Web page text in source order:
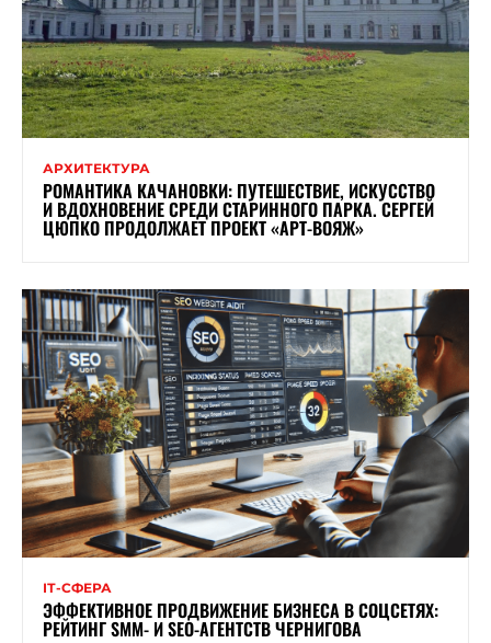
АРХИТЕКТУРА
РОМАНТИКА КАЧАНОВКИ: ПУТЕШЕСТВИЕ, ИСКУССТВО
И ВДОХНОВЕНИЕ СРЕДИ СТАРИННОГО ПАРКА. СЕРГЕЙ
ЦЮПКО ПРОДОЛЖАЕТ ПРОЕКТ «АРТ-ВОЯЖ»
ІТ-СФЕРА
ЭФФЕКТИВНОЕ ПРОДВИЖЕНИЕ БИЗНЕСА В СОЦСЕТЯХ:
РЕЙТИНГ SMM- И SEO-АГЕНТСТВ ЧЕРНИГОВА